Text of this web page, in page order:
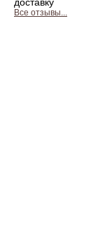
Все отзывы...